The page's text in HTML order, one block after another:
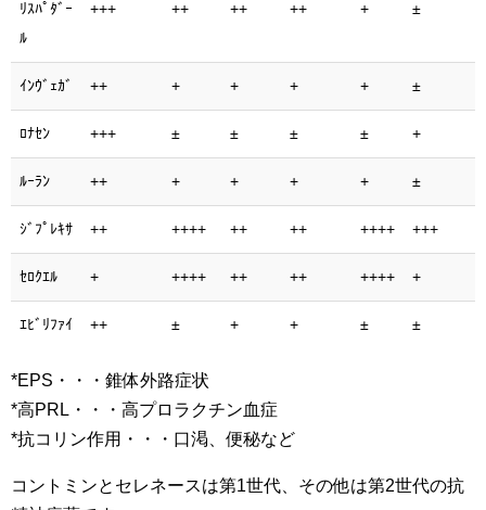
ﾘｽﾊﾟﾀﾞｰ
ﾙ
+++ ++ ++ ++ + ±
ｲﾝｳﾞｪｶﾞ ++ + + + + ±
ﾛﾅｾﾝ +++ ± ± ± ± +
ﾙｰﾗﾝ ++ + + + + ±
ｼﾞﾌﾟﾚｷｻ ++ ++++ ++ ++ ++++ +++
ｾﾛｸｴﾙ + ++++ ++ ++ ++++ +
ｴﾋﾞﾘﾌｧｲ ++ ± + + ± ±
*EPS・・・錐体外路症状
*高PRL・・・高プロラクチン血症
*抗コリン作用・・・口渇、便秘など
コントミンとセレネースは第1世代、その他は第2世代の抗